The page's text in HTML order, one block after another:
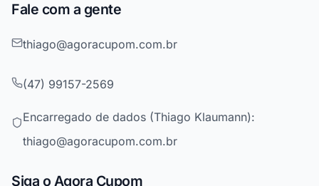
Fale com a gente
thiago@agoracupom.com.br
(47) 99157-2569
Encarregado de dados (Thiago Klaumann):
thiago@agoracupom.com.br
Siga o Agora Cupom